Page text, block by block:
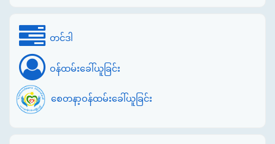
တင်ဒါ
ဝန်ထမ်းခေါ်ယူခြင်း
စေတနာ့ဝန်ထမ်းခေါ်ယူခြင်း